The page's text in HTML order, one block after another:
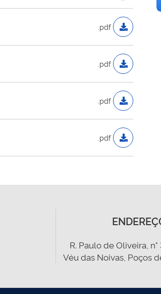
.pdf
.pdf
.pdf
.pdf
R. Paulo de Oliveira,
Véu das Noivas, Poços